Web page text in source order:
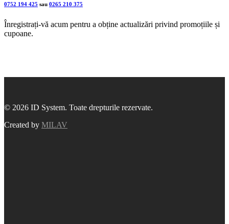
0752 194 425 sau 0265 210 375
Înregistrați-vă acum pentru a obține actualizări privind promoțiile și
cupoane.
© 2026 ID System. Toate drepturile rezervate.
Created by MILAV